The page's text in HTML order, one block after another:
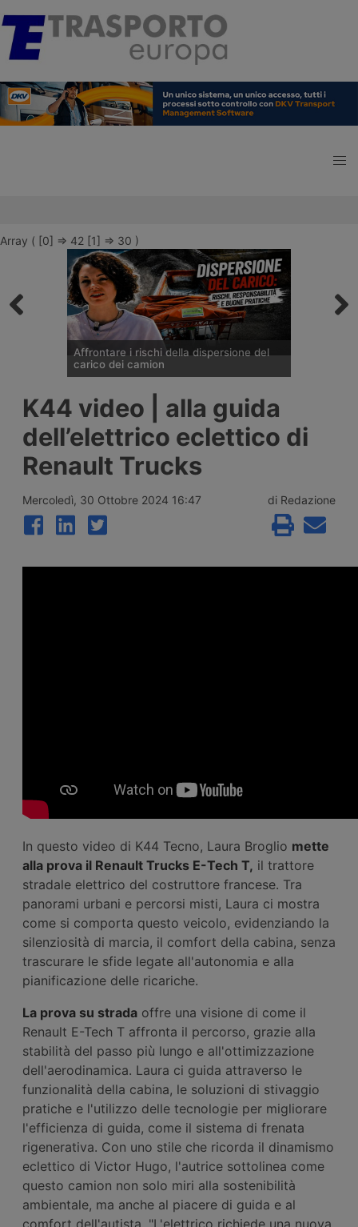
Array ( [0] => 42 [1] => 30 )
Affrontare i rischi della dispersione del
carico dei camion
affronta la questione della dispersione del
carico dei veicoli industriali, un problema
che colpisce soprattutto il trasporto di
materiali sfusi su cassone. Rischi per la
sicurezza stradale, ma anche di pesanti
sanzioni.
K44 video | alla guida
dell’elettrico eclettico di
Renault Trucks
Mercoledì, 30 Ottobre 2024 16:47 di Redazione
In questo video di K44 Tecno, Laura Broglio mette
alla prova il Renault Trucks E-Tech T, il trattore
stradale elettrico del costruttore francese. Tra
panorami urbani e percorsi misti, Laura ci mostra
come si comporta questo veicolo, evidenziando la
silenziosità di marcia, il comfort della cabina, senza
trascurare le sfide legate all'autonomia e alla
pianificazione delle ricariche.
La prova su strada offre una visione di come il
Renault E-Tech T affronta il percorso, grazie alla
stabilità del passo più lungo e all'ottimizzazione
dell'aerodinamica. Laura ci guida attraverso le
funzionalità della cabina, le soluzioni di stivaggio
pratiche e l'utilizzo delle tecnologie per migliorare
l'efficienza di guida, come il sistema di frenata
rigenerativa. Con uno stile che ricorda il dinamismo
eclettico di Victor Hugo, l'autrice sottolinea come
questo camion non solo miri alla sostenibilità
ambientale, ma anche al piacere di guida e al
comfort dell'autista. "L'elettrico richiede una nuova